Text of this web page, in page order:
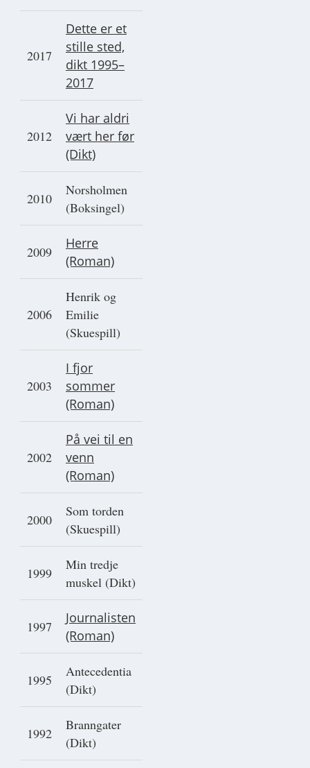
2017
Dette er et
stille sted,
dikt 1995–
2017
2012
Vi har aldri
vært her før
(Dikt)
2010
Norsholmen
(Boksingel)
2009
Herre
(Roman)
2006
Henrik og
Emilie
(Skuespill)
2003
I fjor
sommer
(Roman)
2002
På vei til en
venn
(Roman)
2000
Som torden
(Skuespill)
1999
Min tredje
muskel (Dikt)
1997
Journalisten
(Roman)
1995
Antecedentia
(Dikt)
1992
Branngater
(Dikt)